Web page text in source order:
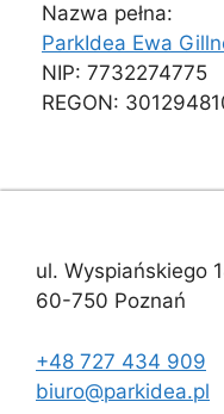
Nazwa pełna:
ParkIdea Ewa
NIP: 7732274775
REGON:
ul. Wyspiańskiego
60-750 Poznań
+48 727 434 909
biuro@parkidea.pl